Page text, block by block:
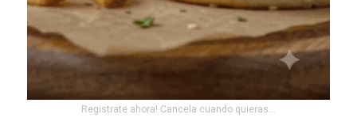
Registrate ahora! Cancela cuando quieras...